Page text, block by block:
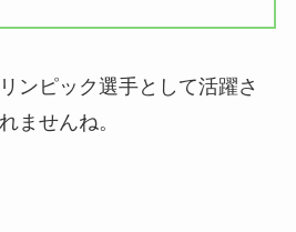
ンピック選手として活躍さ
ませんね。